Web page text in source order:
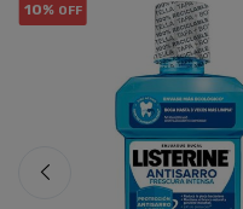
10% OFF